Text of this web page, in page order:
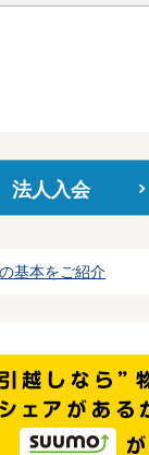
法人入会
基本をご紹介